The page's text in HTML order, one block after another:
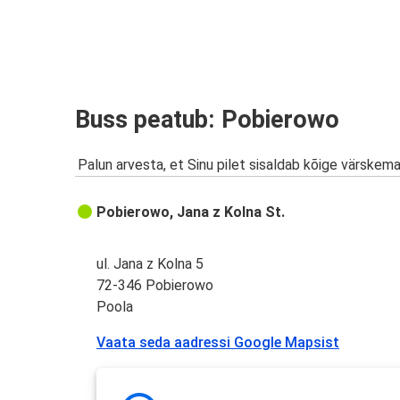
Buss peatub: Pobierowo
Palun arvesta, et Sinu pilet sisaldab kõige
Pobierowo, Jana z Kolna St.
ul. Jana z Kolna 5
72-346 Pobierowo
Poola
Vaata seda aadressi Google Mapsist